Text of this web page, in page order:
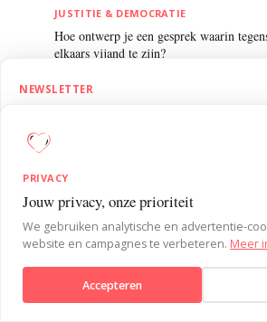
JUSTITIE & DEMOCRATIE
Hoe ontwerp je een gesprek waarin
elkaars vijand te zijn?
WERKPLEK
Bekijk alle artikelen van De koppige
DIT ARTIKEL IS GEÏNSPIREERD OP
NEWSLETTER
Ontvang SUE’s 1.5 Minutes on Influence
invloedvaardigheden te versterken.
Aanmelden
PRIVACY
Jouw privacy, onze prioriteit
We gebruiken analytische en advertentie-
website en campagnes te verbeteren. Meer
Accepteren